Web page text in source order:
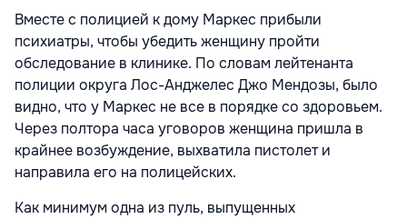
Вместе с полицией к дому Маркес прибыли
психиатры, чтобы убедить женщину пройти
обследование в клинике. По словам лейтенанта
полиции округа Лос-Анджелес Джо Мендозы, было
видно, что у Маркес не все в порядке со здоровьем.
Через полтора часа уговоров женщина пришла в
крайнее возбуждение, выхватила пистолет и
направила его на полицейских.
Как минимум одна из пуль, выпущенных